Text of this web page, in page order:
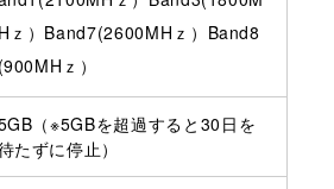
Hｚ）Band7(2600MHｚ）Band8
(900MHｚ）
（※5GBを超過すると30日を
たずに停止）